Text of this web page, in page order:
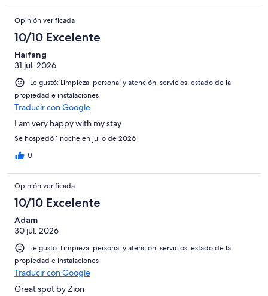
Opinión verificada
10/10 Excelente
Haifang
31 jul. 2026
Le gustó: Limpieza, personal y atención, servicios, estado de la
propiedad e instalaciones
Traducir con Google
I am very happy with my stay
Se hospedó 1 noche en julio de 2026
0
Opinión verificada
10/10 Excelente
Adam
30 jul. 2026
Le gustó: Limpieza, personal y atención, servicios, estado de la
propiedad e instalaciones
Traducir con Google
Great spot by Zion